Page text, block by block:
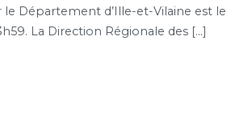
Département d’Ille-et-Vilaine est le
La Direction Régionale des […]